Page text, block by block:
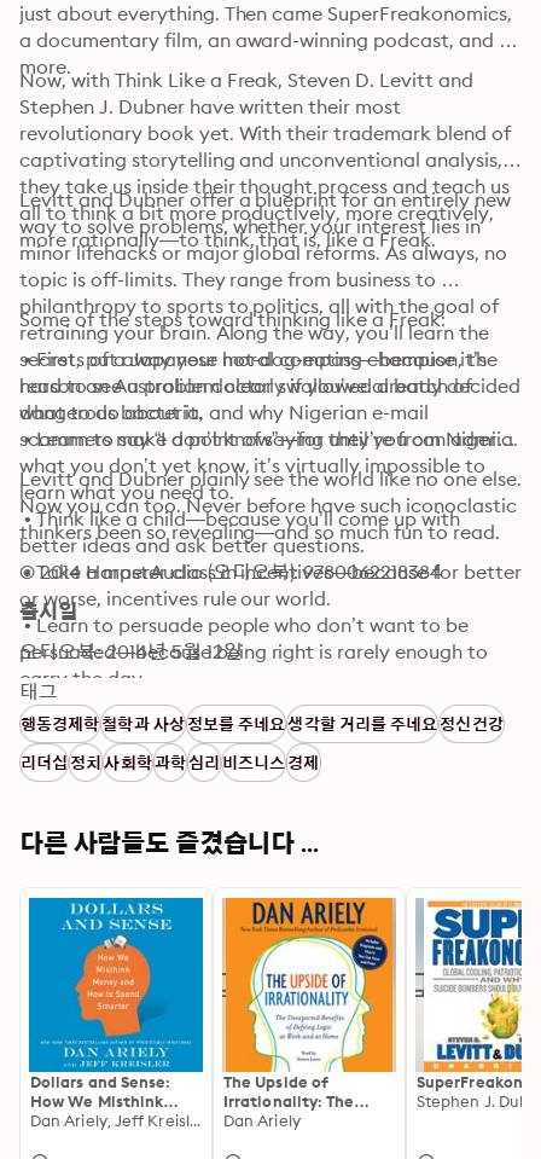
just about everything. Then came SuperFreakonomics,
a documentary film, an award-winning podcast, and
more.
Now, with Think Like a Freak, Steven D. Levitt and
Stephen J. Dubner have written their most
revolutionary book yet. With their trademark blend of
captivating storytelling and unconventional analysis,
they take us inside their thought process and teach us
all to think a bit more productively, more creatively,
more rationally—to think, that is, like a Freak.
Levitt and Dubner offer a blueprint for an entirely new
way to solve problems, whether your interest lies in
minor lifehacks or major global reforms. As always, no
topic is off-limits. They range from business to
philanthropy to sports to politics, all with the goal of
retraining your brain. Along the way, you’ll learn the
secrets of a Japanese hot-dog-eating champion, the
reason an Australian doctor swallowed a batch of
dangerous bacteria, and why Nigerian e-mail
scammers make a point of saying they’re from Nigeria.
Some of the steps toward thinking like a Freak:
• First, put away your moral compass—because it’s
hard to see a problem clearly if you’ve already decided
what to do about it.
• Learn to say “I don’t know”—for until you can admit
what you don’t yet know, it’s virtually impossible to
learn what you need to.
• Think like a child—because you’ll come up with
better ideas and ask better questions.
• Take a master class in incentives—because for better
or worse, incentives rule our world.
• Learn to persuade people who don’t want to be
persuaded—because being right is rarely enough to
carry the day.
• Learn to appreciate the upside of quitting—because
you can’t solve tomorrow’s problem if you aren’t willing
to abandon today’s dud.
Levitt and Dubner plainly see the world like no one else.
Now you can too. Never before have such iconoclastic
thinkers been so revealing—and so much fun to read.
© 2014 HarperAudio (오디오북): 9780062218384
출시일
오디오북: 2014년 5월 12일
태그
행동경제학철학과 사상정보를 주네요생각할 거리를 주네요정신건강
리더십정치사회학과학심리비즈니스경제
다른 사람들도 즐겼습니다 ...
Dollars and Sense:
How We Misthink
Money and How to
Dan Ariely, Jeff Kreisler
The Upside of
Irrationality: The
Unexpected Benefits
Dan Ariely